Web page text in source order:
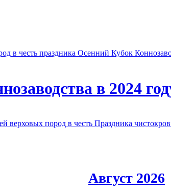
в честь праздника Осенний Кубок
в 2024
пород в честь Праздника
Август 2026